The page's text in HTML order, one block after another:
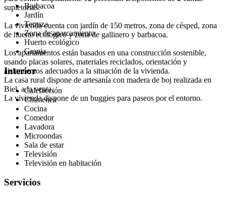
supletorias.
La vivienda cuenta con jardín de 150 metros, zona de césped, zona
de huerto ecológico y zona de gallinero y barbacoa.
Los apartamentos están basados en una construcción sostenible,
usando placas solares, materiales reciclados, orientación y
aislamientos adecuados a la situación de la vivienda.
La casa rural dispone de artesanía con madera de boj realizada en
Biel, a la venta.
La vivienda dispone de un buggies para paseos por el entorno.
Barbacoa
Jardín
Terraza
Zona de aparcamiento
Huerto ecológico
Granja
Interior
Calefacción
Chimenea
Cocina
Comedor
Lavadora
Microondas
Sala de estar
Televisión
Televisión en habitación
Servicios